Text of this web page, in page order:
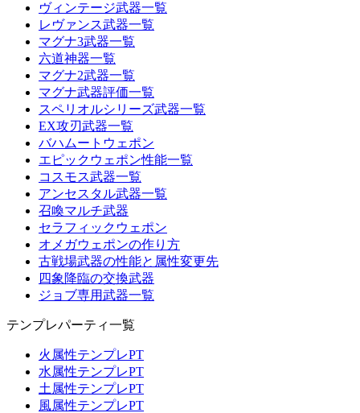
ヴィンテージ武器一覧
レヴァンス武器一覧
マグナ3武器一覧
六道神器一覧
マグナ2武器一覧
マグナ武器評価一覧
スペリオルシリーズ武器一覧
EX攻刃武器一覧
バハムートウェポン
エピックウェポン性能一覧
コスモス武器一覧
アンセスタル武器一覧
召喚マルチ武器
セラフィックウェポン
オメガウェポンの作り方
古戦場武器の性能と属性変更先
四象降臨の交換武器
ジョブ専用武器一覧
テンプレパーティ一覧
火属性テンプレPT
水属性テンプレPT
土属性テンプレPT
風属性テンプレPT